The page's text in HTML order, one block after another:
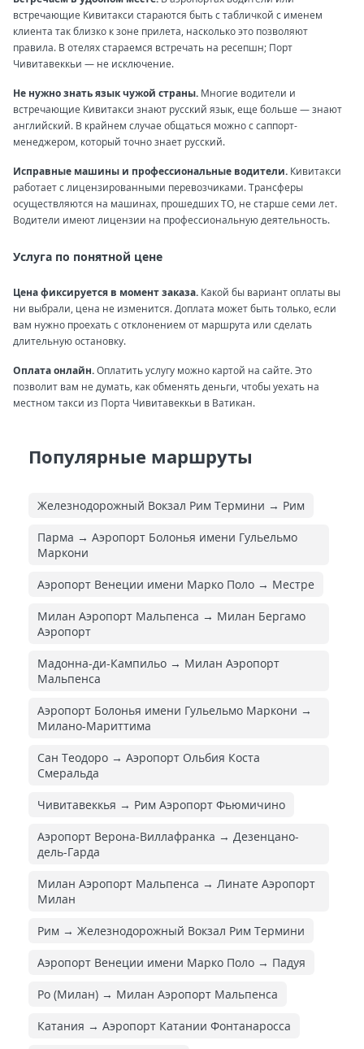
встречающие Кивитакси стараются быть с табличкой с именем
клиента так близко к зоне прилета, насколько это позволяют
правила. В отелях стараемся встречать на ресепшн; Порт
Чивитавеккьи — не исключение.
Не нужно знать язык чужой страны. Многие водители и
встречающие Кивитакси знают русский язык, еще больше — знают
английский. В крайнем случае общаться можно с саппорт-
менеджером, который точно знает русский.
Исправные машины и профессиональные водители. Кивитакси
работает с лицензированными перевозчиками. Трансферы
осуществляются на машинах, прошедших ТО, не старше семи лет.
Водители имеют лицензии на профессиональную деятельность.
Услуга по понятной цене
Цена фиксируется в момент заказа. Какой бы вариант оплаты вы
ни выбрали, цена не изменится. Доплата может быть только, если
вам нужно проехать с отклонением от маршрута или сделать
длительную остановку.
Оплата онлайн.Оплатить услугу можно картой на сайте. Это
позволит вам не думать, как обменять деньги, чтобы уехать на
местном такси из Порта Чивитавеккьи в Ватикан.
Популярные маршруты
Железнодорожный Вокзал Рим Термини → Рим
Парма → Аэропорт Болонья имени Гульельмо
Маркони
Аэропорт Венеции имени Марко Поло → Местре
Милан Аэропорт Мальпенса → Милан Бергамо
Аэропорт
Мадонна-ди-Кампильо → Милан Аэропорт
Мальпенса
Аэропорт Болонья имени Гульельмо Маркони →
Милано-Мариттима
Сан Теодоро → Аэропорт Ольбия Коста
Смеральда
Чивитавеккья → Рим Аэропорт Фьюмичино
Аэропорт Верона-Виллафранка → Дезенцано-
дель-Гарда
Милан Аэропорт Мальпенса → Линате Аэропорт
Милан
Рим → Железнодорожный Вокзал Рим Термини
Аэропорт Венеции имени Марко Поло → Падуя
Ро (Милан) → Милан Аэропорт Мальпенса
Катания → Аэропорт Катании Фонтанаросса